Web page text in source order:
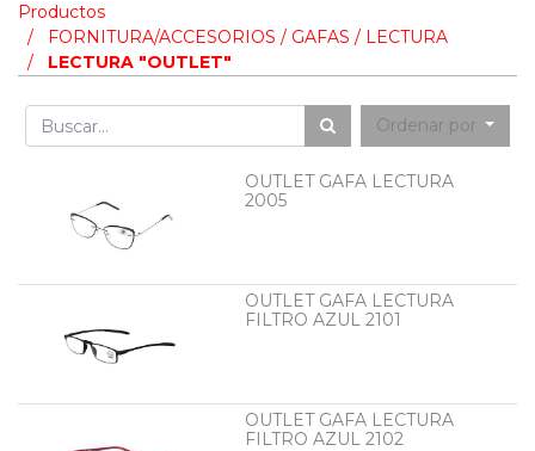
Productos
FORNITURA/ACCESORIOS / GAFAS / LECTURA
LECTURA "OUTLET"
Ordenar por
OUTLET GAFA LECTURA
2005
OUTLET GAFA LECTURA
FILTRO AZUL 2101
OUTLET GAFA LECTURA
FILTRO AZUL 2102